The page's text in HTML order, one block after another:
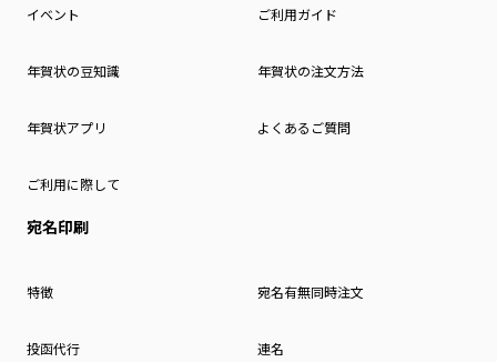
イベント ご利用ガイド
年賀状の豆知識 年賀状の注文方法
年賀状アプリ よくあるご質問
ご利用に際して
宛名印刷
特徴 宛名有無同時注文
投函代行 連名